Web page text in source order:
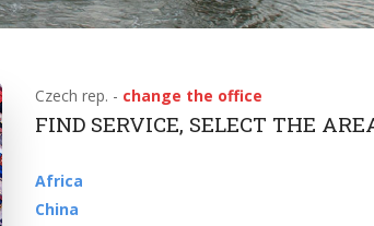
简
Czech rep. - change the office
FIND SERVICE, SELECT THE
Africa
China